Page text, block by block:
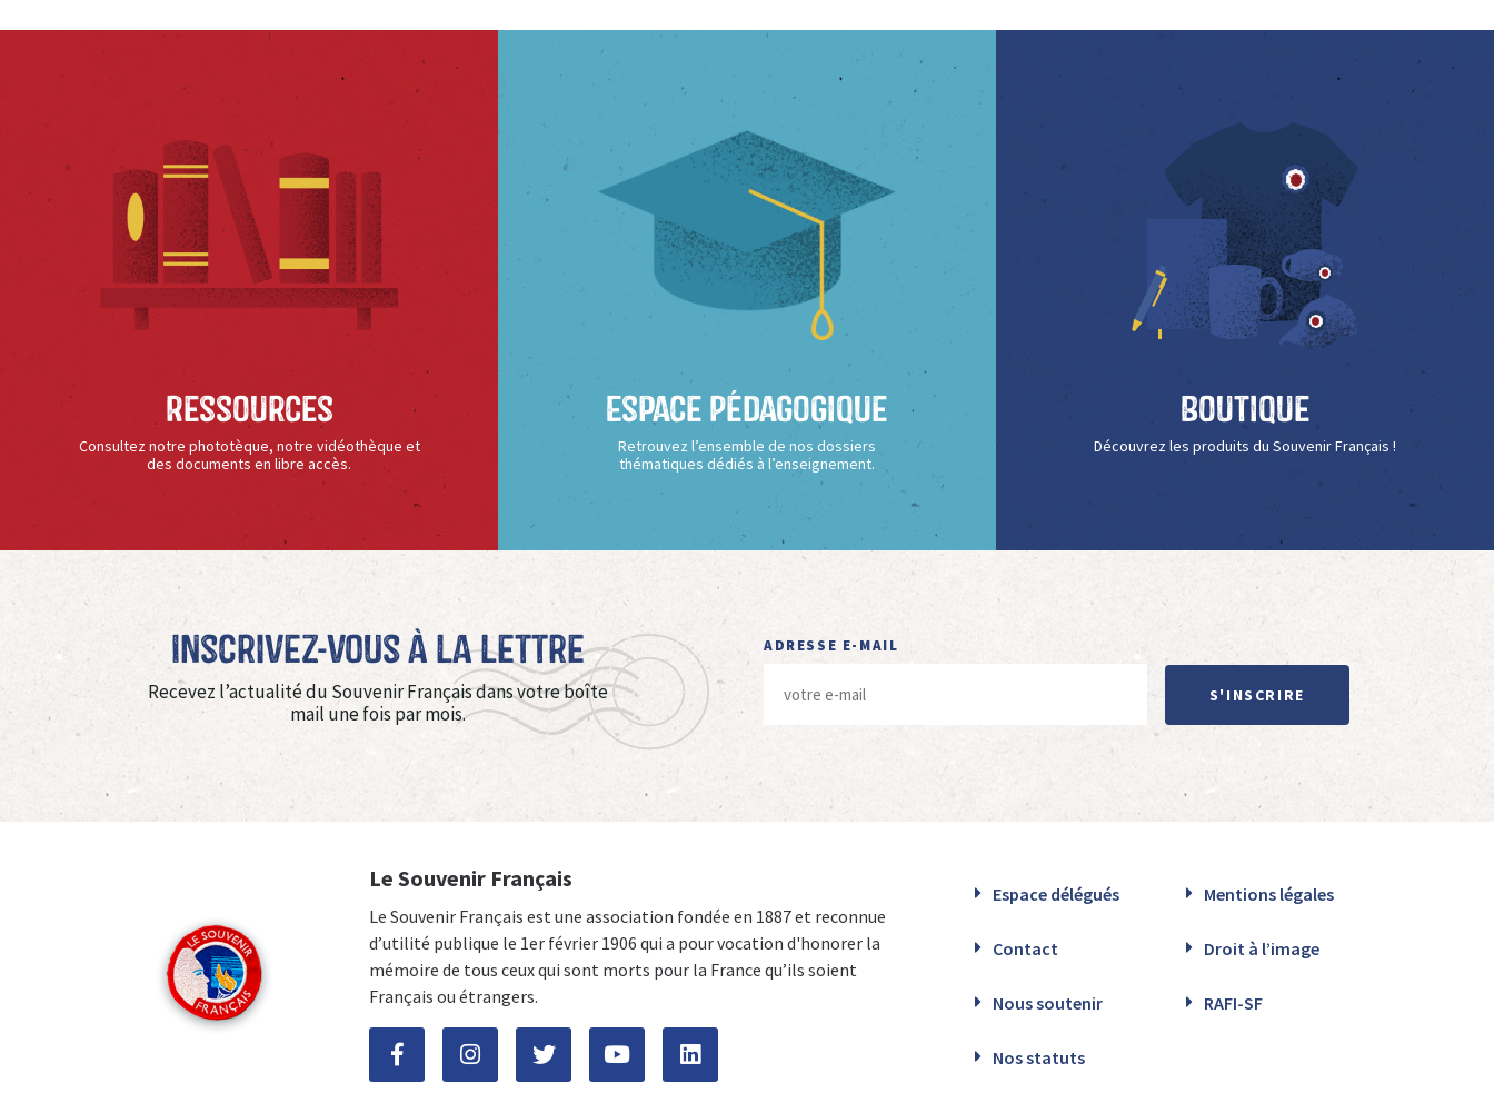
Ressources
Consultez notre phototèque, notre vidéothèque et
des documents en libre accès.
Espace Pédagogique
Retrouvez l’ensemble de nos dossiers
thématiques dédiés à l’enseignement.
Boutique
Découvrez les produits du Souvenir Français !
Inscrivez-vous à La Lettre
Recevez l’actualité du Souvenir Français dans votre boîte
mail une fois par mois.
ADRESSE E-MAIL
S'INSCRIRE
Le Souvenir Français
Le Souvenir Français est une association fondée en 1887 et reconnue
d’utilité publique le 1er février 1906 qui a pour vocation d'honorer la
mémoire de tous ceux qui sont morts pour la France qu’ils soient
Français ou étrangers.
Espace délégués Mentions légales
Contact Droit à l’image
Nous soutenir RAFI-SF
Nos statuts